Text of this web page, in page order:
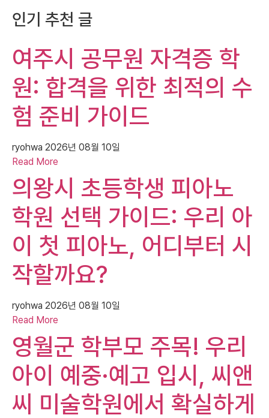
인기 추천 글
여주시 공무원 자격증 학
원: 합격을 위한 최적의 수
험 준비 가이드
ryohwa 2026년 08월 10일
Read More
의왕시 초등학생 피아노
학원 선택 가이드: 우리 아
이 첫 피아노, 어디부터 시
작할까요?
ryohwa 2026년 08월 10일
Read More
영월군 학부모 주목! 우리
아이 예중·예고 입시, 씨앤
씨 미술학원에서 확실하게